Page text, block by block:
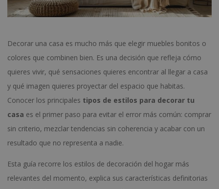
Decorar una casa es mucho más que elegir muebles bonitos o
colores que combinen bien. Es una decisión que refleja cómo
quieres vivir, qué sensaciones quieres encontrar al llegar a casa
y qué imagen quieres proyectar del espacio que habitas.
Conocer los principales tipos de estilos para decorar tu
casa es el primer paso para evitar el error más común: comprar
sin criterio, mezclar tendencias sin coherencia y acabar con un
resultado que no representa a nadie.
Esta guía recorre los estilos de decoración del hogar más
relevantes del momento, explica sus características definitorias